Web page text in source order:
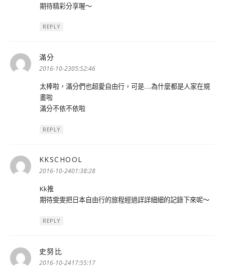
期待精彩分享喔～
REPLY
滿分
示:
2016-10-2305:52:46
太棒啦，滿分們也超愛自由行，可是….為什麼都是人家在規
畫啦
滿分不依不依啦
REPLY
KKSCHOOL
示:
2016-10-2401:38:28
Kk推
期待雯雯把日本自由行的旅程經過詳詳細細的記錄下來呢～
REPLY
史努比
示:
2016-10-2417:55:17